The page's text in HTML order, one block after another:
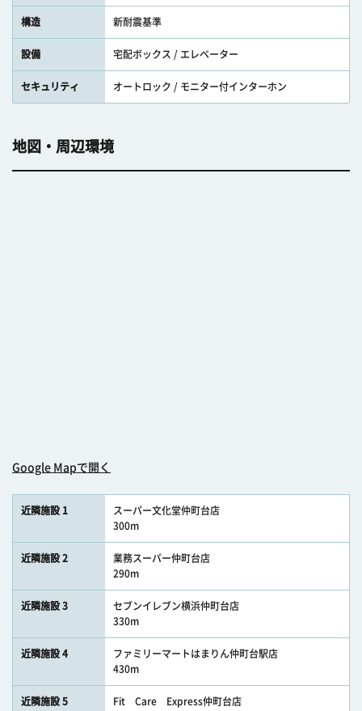
構造 新耐震基準
設備 宅配ボックス / エレベーター
セキュリティ オートロック / モニター付インターホン
地図・周辺環境
Google Mapで開く
近隣施設 1
スーパー文化堂仲町台店
300m
近隣施設 2
業務スーパー仲町台店
290m
近隣施設 3
セブンイレブン横浜仲町台店
330m
近隣施設 4
ファミリーマートはまりん仲町台駅店
430m
近隣施設 5
Fit Care Express仲町台店